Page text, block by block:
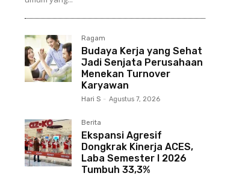
Ragam
Budaya Kerja yang Sehat
Jadi Senjata Perusahaan
Menekan Turnover
Karyawan
Hari S - Agustus 7, 2026
Berita
Ekspansi Agresif
Dongkrak Kinerja ACES,
Laba Semester I 2026
Tumbuh 33,3%